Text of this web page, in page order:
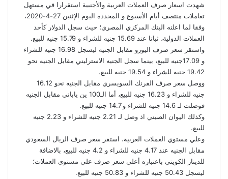
شهدت اسعار صرف العملات العربية والأجنبية استقرارا في مستهل
تعاملات منتصف أيام الأسبوع و المحددة اليوم الإثنين 27-4-2020،
وفقا لما اعلنه البنك المركزي المصري؛ حيث سجل الدولار كأحد
العملات الدولية، ثباتا عند 15.69 جنيه للشراء و 15.79 جنيه للبيع.
واستقر سعر صرف اليورو مقابل الجنيه ليسجل 16.98 جنيه للشراء
و 17.09جنيه للبيع، بينما سجل الجنيه الاسترليني مقابل الجنيه نحو
19.42 جنيه للشراء و 19.54 جنيه للبيع.
ووصل سعر صرف الفرنك السويسري مقابل الجنيه نحو 16.12
جنيه للشراء و 16.23 جنيه للبيع، أما الـ100 ين ياباني مقابل الجنيه
فوصلت لـ 14.6 جنيه للشراء و 14.7 جنيه للبيع.
وكذلك اليوان الصيني اذ وصل لـ 2.21 جنيه للشراء و 2.23 جنيه
للبيع.
وعلي مستوي العملات العربية، استقر سعر صرف الريال السعودي
مقابل الجنيه عند 4.17 جنيه للشراء و 4.2 جنيه للبيع، بالاضافة
للدينار الكويتي باعتباره أعلي سعر صرف علي مستوي العملات؛
ليسجل 50.43 جنيه للشراء و 50.83 جنيه للبيع.